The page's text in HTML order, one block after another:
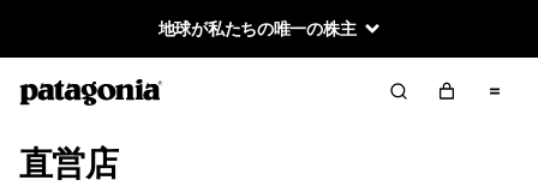
地球が私たちの唯一の株主
直営店